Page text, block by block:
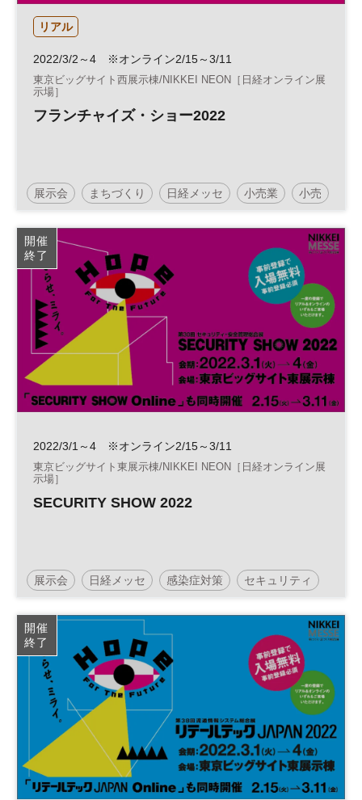
リアル
2022/3/2～4 ※オンライン2/15～3/11
東京ビッグサイト西展示棟/NIKKEI NEON［日経オンライン展
示場］
フランチャイズ・ショー2022
展示会 まちづくり 日経メッセ 小売業 小売
店舗運営 フランチャイズ フランチャイズ・ショー
店舗経営
開催
終了
2022/3/1～4 ※オンライン2/15～3/11
東京ビッグサイト東展示棟/NIKKEI NEON［日経オンライン展
示場］
SECURITY SHOW 2022
展示会 日経メッセ 感染症対策 セキュリティ
サイバーセキュリティ 街づくり
災害対策
開催
終了